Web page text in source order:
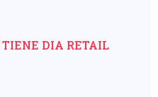
TIENE DIA RETAIL